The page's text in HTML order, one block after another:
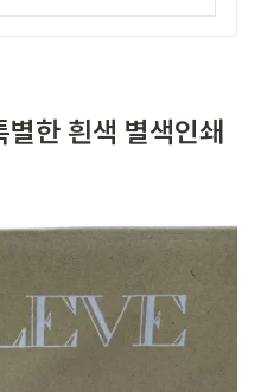
한 흰색 별색인쇄